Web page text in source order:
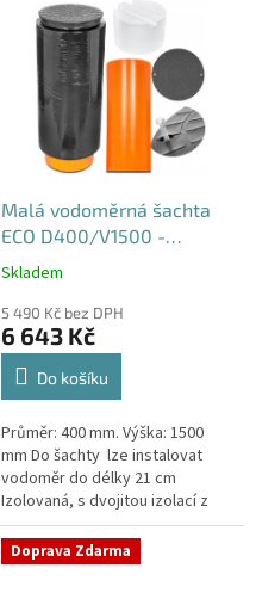
Malá vodoměrná šachta
ECO D400/V1500 -
samonosná
Průměrné
produktu
je
4,6
hvězdiček.
Skladem
5 490 Kč bez DPH
6 643 Kč
Do košíku
Průměr: 400 mm. Výška: 1500
mm Do šachty lze instalovat
vodoměr do délky 21 cm
Izolovaná, s dvojitou izolací z
tvrzeného
polystyrenuSamonosná
vodoměrná šachta DN400 -...
Doprava Zdarma